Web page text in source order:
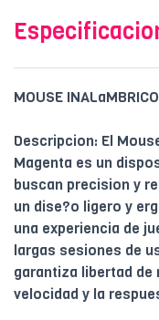
MOUSE
Descripcion: El
Magenta es un
buscan precision y
un dise?o ligero y
una experiencia de
largas sesiones de
garantiza libertad
velocidad y la